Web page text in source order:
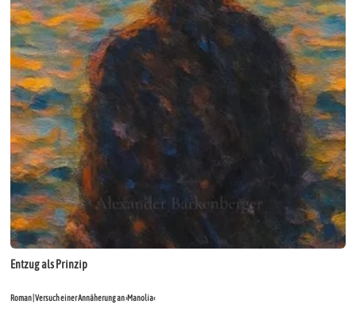
Entzug als Prinzip
Roman | Versuch einer Annäherung an ›Manolia‹